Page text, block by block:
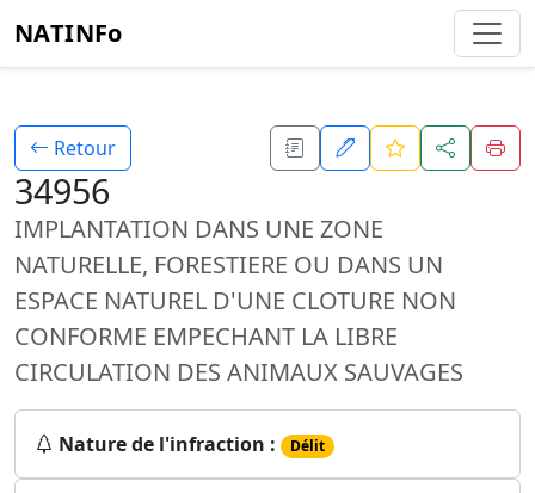
NATINFo
Retour
34956
IMPLANTATION DANS UNE ZONE
NATURELLE, FORESTIERE OU DANS UN
ESPACE NATUREL D'UNE CLOTURE NON
CONFORME EMPECHANT LA LIBRE
CIRCULATION DES ANIMAUX SAUVAGES
Nature de l'infraction : Délit